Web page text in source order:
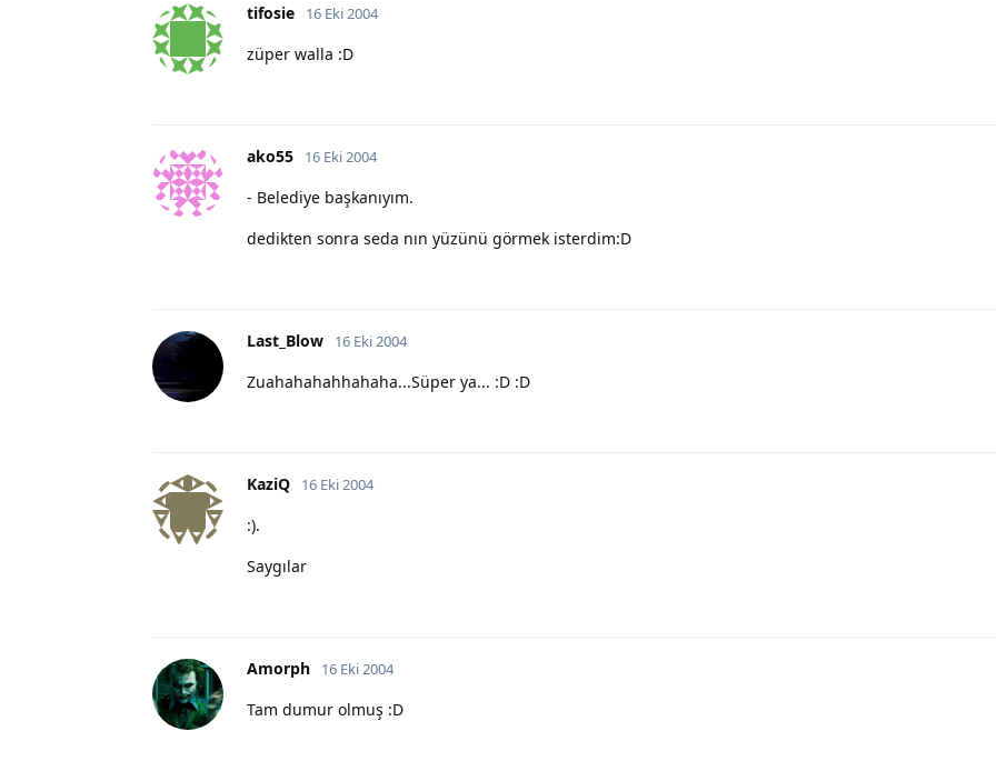
tifosie 16 Eki 2004
züper walla :D
ako55 16 Eki 2004
- Belediye başkanıyım.
dedikten sonra seda nın yüzünü görmek isterdim:D
Last_Blow 16 Eki 2004
Zuahahahahhahaha...Süper ya... :D :D
KaziQ 16 Eki 2004
:).
Saygılar
Amorph 16 Eki 2004
Tam dumur olmuş :D